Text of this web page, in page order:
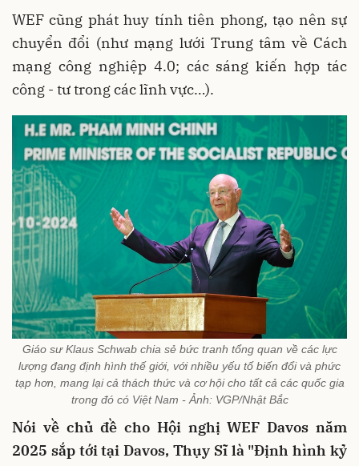
WEF cũng phát huy tính tiên phong, tạo nên sự
chuyển đổi (như mạng lưới Trung tâm về Cách
mạng công nghiệp 4.0; các sáng kiến hợp tác
công - tư trong các lĩnh vực…).
Giáo sư Klaus Schwab chia sẻ bức tranh tổng quan về các lực
lượng đang định hình thế giới, với nhiều yếu tố biến đổi và phức
tạp hơn, mang lại cả thách thức và cơ hội cho tất cả các quốc gia
trong đó có Việt Nam - Ảnh: VGP/Nhật Bắc
Nói về chủ đề cho Hội nghị WEF Davos năm
2025 sắp tới tại Davos, Thụy Sĩ là "Định hình kỷ